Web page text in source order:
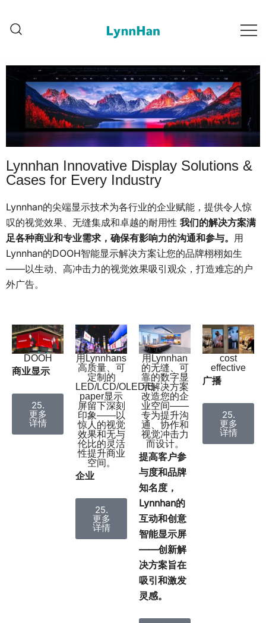
LED/OLED/LCD/E-paper 数码
标牌
LED/OLED/LCD/E-paper 数码标牌
Lynnhan Innovative Display Solutions &
Cases for Every Industry
Lynnhan的尖端显示技术为各行业的企业赋能，提供令人惊
叹的视觉效果、无缝集成和卓越的耐用性 我们的解决方案满
足各种商业和专业需求，确保有影响力的沟通和参与。 用
Lynnhan的DOOH智能显示解决方案让您的品牌栩栩如生
——以生动、高冲击力的视觉效果吸引观众，打造难忘的户
外广告。
DOOH
商业显示
25.
更多
详情
用Lynnhans
高质量、可
定制的
LED/LCD/OLED/E-
paper显示
屏留下深刻
印象——以
惊人的视觉
效果和无与
伦比的灵活
性提升商业
空间。
企业
25.
更多
详情
用Lynnhan
的无缝、可
靠的数字显
示解决方案
改造您的企
业空间——
专为提升沟
通、协作和
视觉冲击力
而设计。
提高客户参
与度和品牌
知名度，
Lynnhan的
互动和创意
智能显示屏
——创新解
决方案旨在
吸引和激发
灵感。
cost
effective
广播
25.
更多
详情